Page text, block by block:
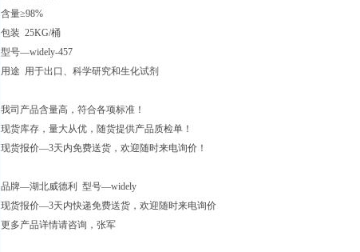
含量≥98%
包装 25KG/桶
型号—widely-457
用途 用于出口、科学研究和生化试剂
我司产品含量高，符合各项标准！
现货库存，量大从优，随货提供产品质检单！
现货报价—3天内免费送货，欢迎随时来电询价！
品牌—湖北威德利 型号—widely
现货报价—3天内快递免费送货，欢迎随时来电询价
更多产品详情请咨询，张军